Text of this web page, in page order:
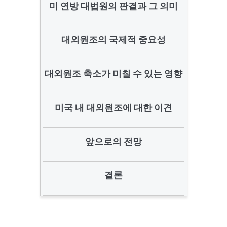
미 연방 대법원의 판결과 그 의미
대외원조의 국제적 중요성
대외원조 축소가 미칠 수 있는 영향
미국 내 대외원조에 대한 이견
앞으로의 전망
결론